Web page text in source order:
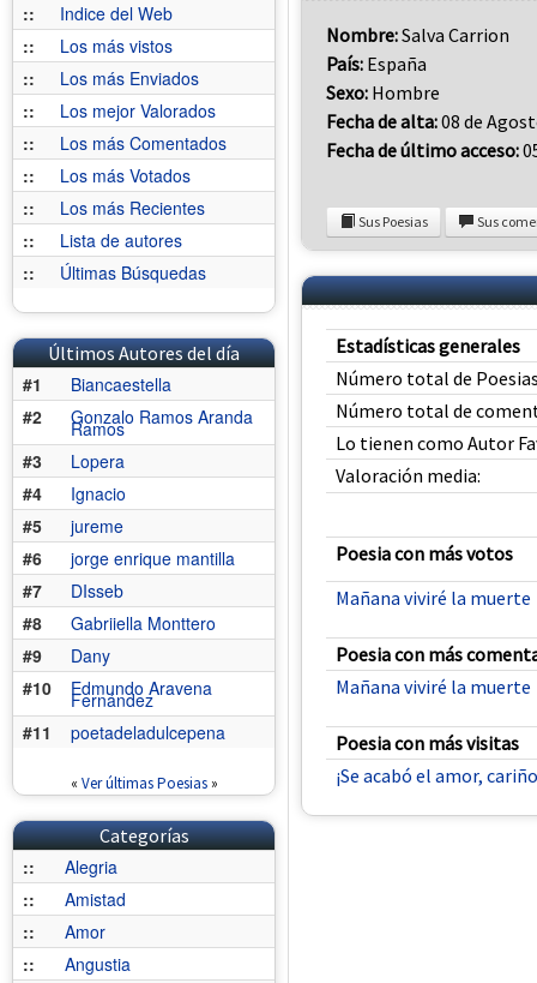
::
Indice del Web
::
Los más vistos
::
Los más Enviados
::
Los mejor Valorados
::
Los más Comentados
::
Los más Votados
::
Los más Recientes
::
Lista de autores
::
Últimas Búsquedas
Últimos Autores del día
#1
Biancaestella
#2
Gonzalo Ramos Aranda
Ramos
#3
Lopera
#4
Ignacio
#5
jureme
#6
jorge enrique mantilla
#7
DIsseb
#8
Gabriiella Monttero
#9
Dany
#10
Edmundo Aravena
Fernández
#11
poetadeladulcepena
« Ver últimas Poesias»
Categorías
::
Alegria
::
Amistad
::
Amor
::
Angustia
Nombre:Salva Carrion
País: España
Sexo: Hombre
Fecha de alta:08 de
Fecha de último acceso:
Sus Poesias Sus
Estadísticas generales
Número total de
Número total de
Lo tienen como Autor
Valoración media:
Poesia con más votos
Mañana viviré la muerte
Poesia con más
Mañana viviré la muerte
Poesia con más visitas
¡Se acabó el amor, cariño